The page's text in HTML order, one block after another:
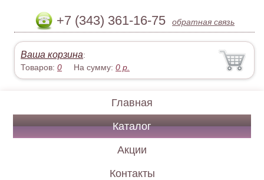
+7 (343) 361-16-75 обратная связь
Ваша корзина:
Товаров:0 На сумму:0 р.
Главная
Каталог
Акции
Контакты